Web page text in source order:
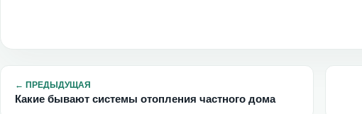
← ПРЕДЫДУЩАЯ
Какие бывают системы отопления частного дома